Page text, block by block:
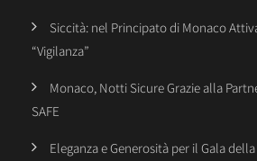
Siccità: nel Principato di Monaco
“Vigilanza”
Monaco, Notti Sicure Grazie alla
SAFE
Eleganza e Generosità per il Gala